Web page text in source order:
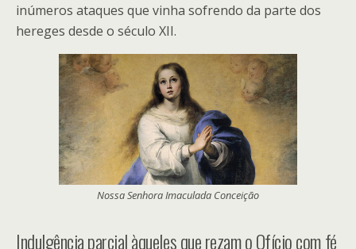
inúmeros ataques que vinha sofrendo da parte dos
hereges desde o século XII.
Nossa Senhora Imaculada Conceição
Indulgência parcial àqueles que rezam o Ofício com fé